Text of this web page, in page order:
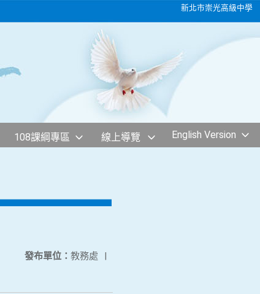
新北市崇光高級中學
108課綱專區 線上導覽 English Version
發布單位： 教務處 |